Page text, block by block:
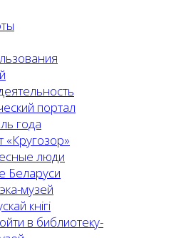
портал
года
«Кругозор»
люди
Беларуси
музей
кнігі
в библиотеку-